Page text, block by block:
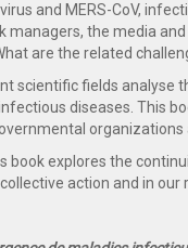
and MERS-CoV,
managers, the media
are the related
scientific fields analyse
diseases. This
book explores the
action and in our